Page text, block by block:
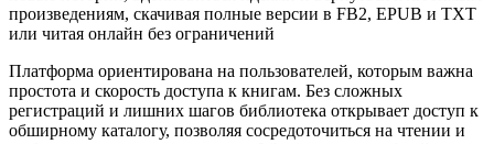
произведениям, скачивая полные версии в FB2, EPUB и TXT
или читая онлайн без ограничений
Платформа ориентирована на пользователей, которым важна
простота и скорость доступа к книгам. Без сложных
регистраций и лишних шагов библиотека открывает доступ к
обширному каталогу, позволяя сосредоточиться на чтении и